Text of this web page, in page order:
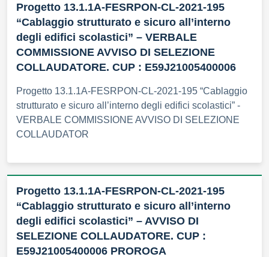
Progetto 13.1.1A-FESRPON-CL-2021-195
“Cablaggio strutturato e sicuro all’interno
degli edifici scolastici” – VERBALE
COMMISSIONE AVVISO DI SELEZIONE
COLLAUDATORE. CUP : E59J21005400006
Progetto 13.1.1A-FESRPON-CL-2021-195 “Cablaggio
strutturato e sicuro all’interno degli edifici scolastici” -
VERBALE COMMISSIONE AVVISO DI SELEZIONE
COLLAUDATOR
Progetto 13.1.1A-FESRPON-CL-2021-195
“Cablaggio strutturato e sicuro all’interno
degli edifici scolastici” – AVVISO DI
SELEZIONE COLLAUDATORE. CUP :
E59J21005400006 PROROGA